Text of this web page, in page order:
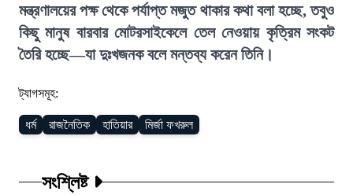
মন্ত্রণালয়ের পক্ষ থেকে পর্যাপ্ত মজুত থাকার কথা বলা হচ্ছে, তবুও
কিছু মানুষ বারবার মোটরসাইকেলে তেল নেওয়ায় কৃত্রিম সংকট
তৈরি হচ্ছে—যা দুঃখজনক বলে মন্তব্য করেন তিনি।
ট্যাগসমূহ:
ধর্ম রাজনৈতিক হাতিয়ার মির্জা ফখরুল
সংশ্লিষ্ট